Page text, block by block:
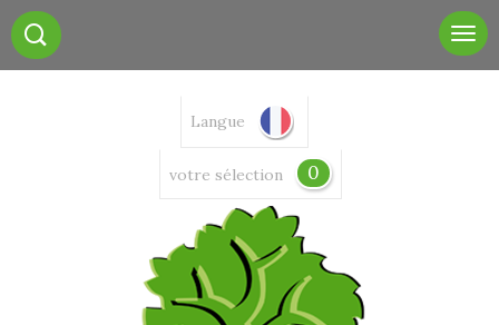
Langue
votre sélection 0